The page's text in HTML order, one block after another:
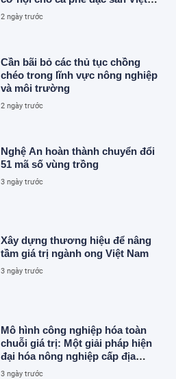
Nam
2 ngày trước
Cần bãi bỏ các thủ tục chồng
chéo trong lĩnh vực nông nghiệp
và môi trường
2 ngày trước
Nghệ An hoàn thành chuyển đổi
51 mã số vùng trồng
3 ngày trước
Xây dựng thương hiệu để nâng
tầm giá trị ngành ong Việt Nam
3 ngày trước
Mô hình công nghiệp hóa toàn
chuỗi giá trị: Một giải pháp hiện
đại hóa nông nghiệp cấp địa
phương tại Việt Nam
3 ngày trước